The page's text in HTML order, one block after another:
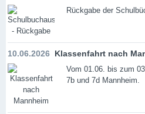
Rückgabe der
10.06.2026 Klassenfahrt nach
Vom 01.06. bis zum
7b und 7d Mannheim.